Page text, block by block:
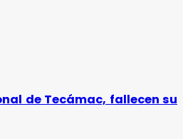
de Tecámac, fallecen su